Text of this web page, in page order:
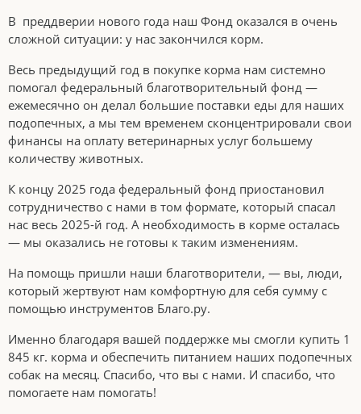
В преддверии нового года наш Фонд оказался в очень
сложной ситуации: у нас закончился корм.
Весь предыдущий год в покупке корма нам системно
помогал федеральный благотворительный фонд —
ежемесячно он делал большие поставки еды для наших
подопечных, а мы тем временем сконцентрировали свои
финансы на оплату ветеринарных услуг большему
количеству животных.
К концу 2025 года федеральный фонд приостановил
сотрудничество с нами в том формате, который спасал
нас весь 2025-й год. А необходимость в корме осталась
— мы оказались не готовы к таким изменениям.
На помощь пришли наши благотворители, — вы, люди,
который жертвуют нам комфортную для себя сумму с
помощью инструментов Благо.ру.
Именно благодаря вашей поддержке мы смогли купить 1
845 кг. корма и обеспечить питанием наших подопечных
собак на месяц. Спасибо, что вы с нами. И спасибо, что
помогаете нам помогать!